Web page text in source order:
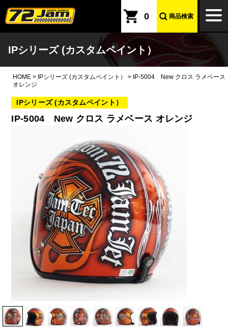
本文へ
0 商品検索
IPシリーズ (カスタムペイント）
HOME > IPシリーズ (カスタムペイント） > IP-5004 New クロス ラメベース
オレンジ
IPシリーズ (カスタムペイント）
IP-5004 New クロス ラメベース オレンジ